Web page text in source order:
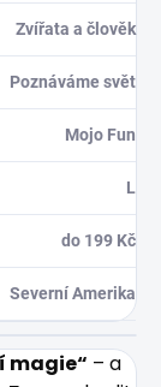
Zvířata a člověk
Poznáváme svět
Mojo Fun
L
do 199 Kč
Severní Amerika
magie“ – a